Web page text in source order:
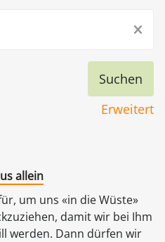
Erweitert
allein
um uns «in die Wüste»
damit wir bei Ihm
werden. Dann dürfen wir